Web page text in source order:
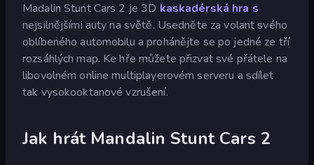
Madalin Stunt Cars 2 je 3D kaskadérská hra s
nejsilnějšími auty na světě. Usedněte za volant svého
oblíbeného automobilu a prohánějte se po jedné ze tří
rozsáhlých map. Ke hře můžete přizvat své přátele na
libovolném online multiplayerovém serveru a sdílet
tak vysokooktanové vzrušení.
Jak hrát Mandalin Stunt Cars 2